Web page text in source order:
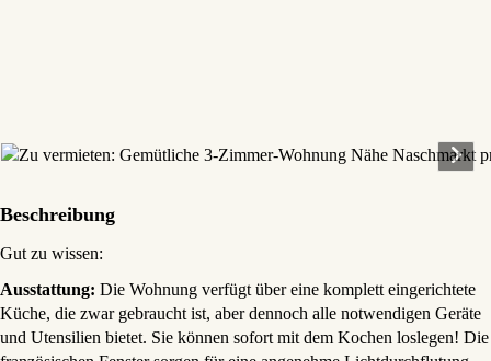
Beschreibung
Gut zu wissen:
Ausstattung: Die Wohnung verfügt über eine komplett eingerichtete
Küche, die zwar gebraucht ist, aber dennoch alle notwendigen Geräte
und Utensilien bietet. Sie können sofort mit dem Kochen loslegen! Die